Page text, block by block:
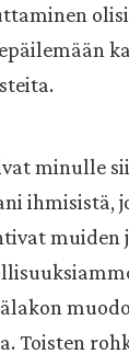
minulle
ihmisistä,
muiden